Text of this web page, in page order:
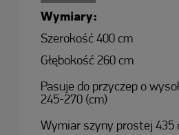
Wymiary:
Szerokość 400 cm
Głębokość 260 cm
Pasuje do przyczep o
245-270 (cm)
Wymiar szyny prostej 435